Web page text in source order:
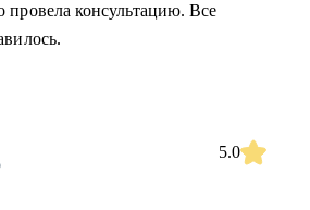
провела консультацию. Все
5.0